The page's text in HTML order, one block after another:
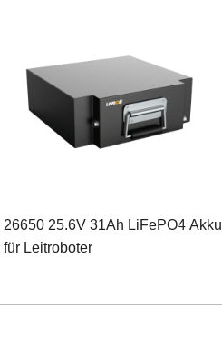
26650 25.6V 31Ah LiFePO4 Akku
für Leitroboter